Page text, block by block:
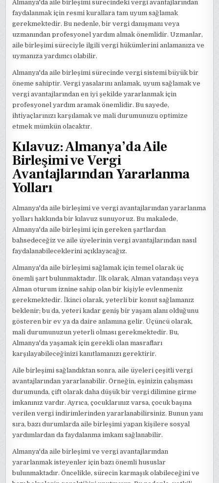
Almanya'da aile birleşimi sürecindeki vergi avantajlarından
faydalanmak için resmi kurallara tam uyum sağlamak
gerekmektedir. Bu nedenle, bir vergi danışmanı veya
uzmanından profesyonel yardım almak önemlidir. Uzmanlar,
aile birleşimi süreciyle ilgili vergi hükümlerini anlamanıza ve
uymanıza yardımcı olabilir.
Almanya'da aile birleşimi sürecinde vergi sistemi büyük bir
öneme sahiptir. Vergi yasalarını anlamak, uyum sağlamak ve
vergi avantajlarından en iyi şekilde yararlanmak için
profesyonel yardım aramak önemlidir. Bu sayede,
ihtiyaçlarınızı karşılamak ve mali durumunuzu optimize
etmek mümkün olacaktır.
Kılavuz: Almanya’da Aile
Birleşimi ve Vergi
Avantajlarından Yararlanma
Yolları
Almanya'da aile birleşimi ve vergi avantajlarından yararlanma
yolları hakkında bir kılavuz sunuyoruz. Bu makalede,
Almanya'da aile birleşimi için gereken şartlardan
bahsedeceğiz ve aile üyelerinin vergi avantajlarından nasıl
faydalanabileceklerini açıklayacağız.
Almanya'da aile birleşimi sağlamak için temel olarak üç
önemli şart bulunmaktadır. İlk olarak, Alman vatandaşı veya
Alman oturum iznine sahip olan bir kişiyle evlenmeniz
gerekmektedir. İkinci olarak, yeterli bir konut sağlamanız
beklenir; bu da, yeteri kadar geniş bir yaşam alanı olduğunu
gösteren bir ev ya da daire anlamına gelir. Üçüncü olarak,
mali durumunuzun yeterli olması gerekmektedir. Bu,
Almanya'da yaşamak için gerekli olan masrafları
karşılayabileceğinizi kanıtlamanızı gerektirir.
Aile birleşimi sağlandıktan sonra, aile üyeleri çeşitli vergi
avantajlarından yararlanabilir. Örneğin, eşinizin çalışması
durumunda, çift olarak daha düşük bir vergi dilimine girme
imkanınız vardır. Ayrıca, çocuklarınız varsa, çocuk başına
verilen vergi indirimlerinden yararlanabilirsiniz. Bunun yanı
sıra, bazı durumlarda aile birleşimi yapan kişilere sosyal
yardımlardan da faydalanma imkanı sağlanabilir.
Almanya'da aile birleşimi ve vergi avantajlarından
yararlanmak isteyenler için bazı önemli hususlar
bulunmaktadır. Öncelikle, sürecin karmaşık olabileceğini ve